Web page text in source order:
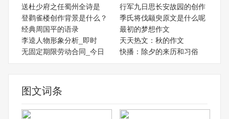
送杜少府之任蜀州全诗是
行军九日思长安故园的创作
登鹳雀楼创作背景是什么？
季氏将伐颛臾原文是什么呢
经典周国平的语录
最初的梦想作文
李逵人物形象分析_即时
天天热文：秋的作文
无固定期限劳动合同_今日
快播：除夕的来历和习俗
图文词条